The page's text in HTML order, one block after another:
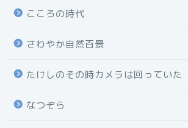
こころの時代
さわやか自然百景
たけしのその時カメラは回っていた
なつぞら